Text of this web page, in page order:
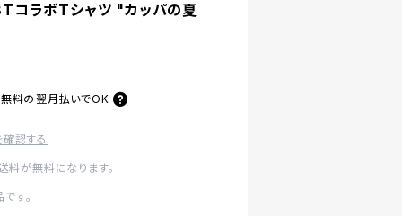
コラボTシャツ "カッパの夏
料の 翌月払いでOK
認する
が無料になります。
す。